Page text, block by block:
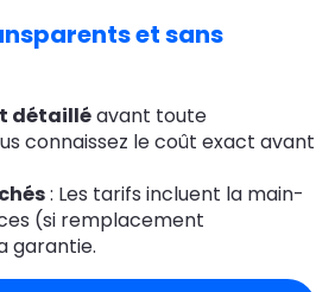
et sans
détailléavant toute
connaissez le coût exact avant
: Les tarifs incluent la main-
(si remplacement
garantie.